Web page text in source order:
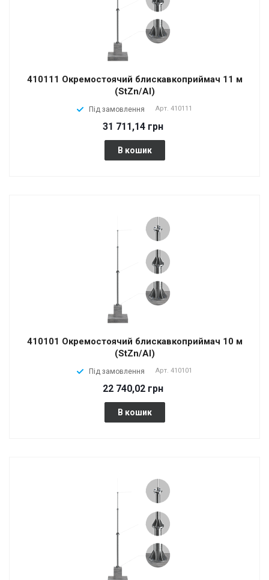
410111 Окремостоячий блискавкоприймач 11 м
(StZn/Al)
Під замовлення Арт. 410111
31 711,14 грн
В кошик
410101 Окремостоячий блискавкоприймач 10 м
(StZn/Al)
Під замовлення Арт. 410101
22 740,02 грн
В кошик